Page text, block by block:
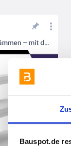
Bauspot.de
Kabelbrände effektiv eindämmen – mit dem Wichmann Instafix® Installationskanal